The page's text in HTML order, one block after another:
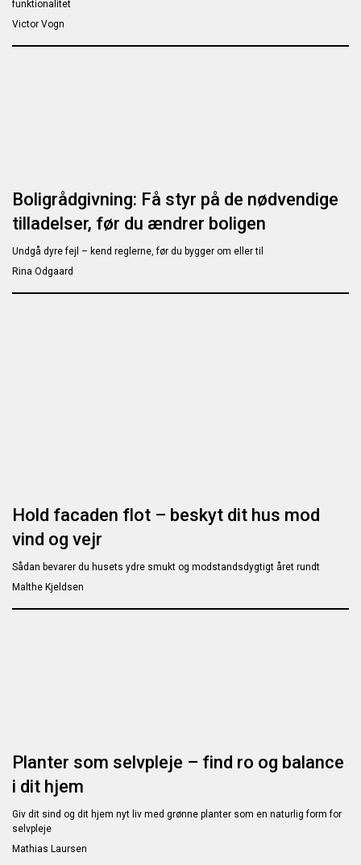
funktionalitet
Victor Vogn
Boligrådgivning: Få styr på de nødvendige
tilladelser, før du ændrer boligen
Undgå dyre fejl – kend reglerne, før du bygger om eller til
Rina Odgaard
Hold facaden flot – beskyt dit hus mod
vind og vejr
Sådan bevarer du husets ydre smukt og modstandsdygtigt året rundt
Malthe Kjeldsen
Planter som selvpleje – find ro og balance
i dit hjem
Giv dit sind og dit hjem nyt liv med grønne planter som en naturlig form for
selvpleje
Mathias Laursen